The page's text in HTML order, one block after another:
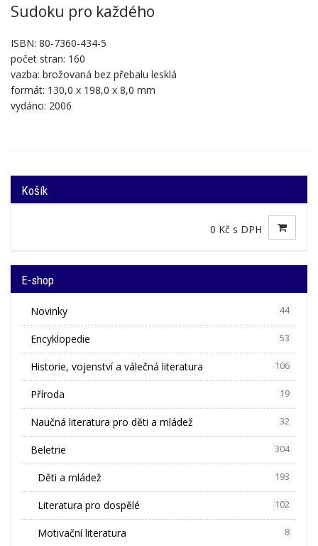
Sudoku pro každého
ISBN: 80-7360-434-5
počet stran: 160
vazba: brožovaná bez přebalu lesklá
formát: 130,0 x 198,0 x 8,0 mm
vydáno: 2006
Košík
0 Kč s DPH
E-shop
Novinky 44
Encyklopedie 53
Historie, vojenství a válečná literatura 106
Příroda 19
Naučná literatura pro děti a mládež 32
Beletrie 304
Děti a mládež 193
Literatura pro dospělé 102
Motivační literatura 8